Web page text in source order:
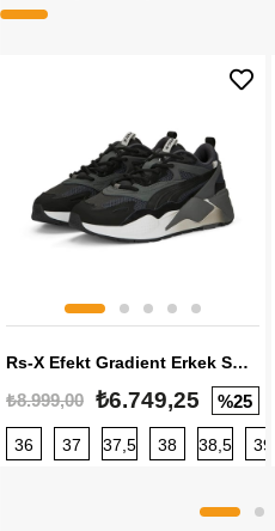
Rs-X Efekt Gradient Erkek Sneaker
₺8.999,00 ₺6.749,25 %25
36 37 37,5 38 38,5 39